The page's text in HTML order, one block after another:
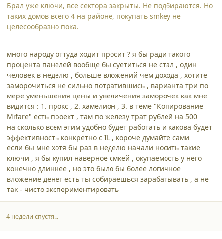
Брал уже ключи, все сектора закрыты. Не подбираются. Но
таких домов всего 4 на районе, покупать smkey не
целесообразно пока.
много народу оттуда ходит просит ? я бы ради такого
процента панелей вообще бы суетиться не стал , один
человек в неделю , больше вложений чем дохода , хотите
заморочиться не сильно потратившись , варианта три по
мере уменьшения цены и увеличения заморочек как мне
видится : 1. прокс , 2. хамелион , 3. в теме "Копирование
Mifare" есть проект , там по железу трат рублей на 500
на сколько всем этим удобно будет работать и какова будет
эффективность конкретно с IL , короче думайте сами
если бы мне хотя бы раз в неделю начали носить такие
ключи , я бы купил наверное смкей , окупаемость у него
конечно длиннее , но это было бы более логичное
вложение денег есть ты собираешься зарабатывать , а не
так - чисто экспериментировать
4 недели спустя...